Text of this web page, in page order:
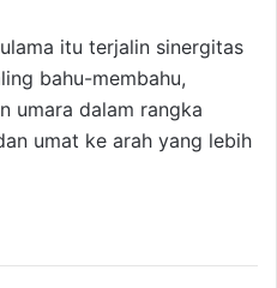
itu terjalin sinergitas
bahu-membahu,
umara dalam rangka
umat ke arah yang lebih